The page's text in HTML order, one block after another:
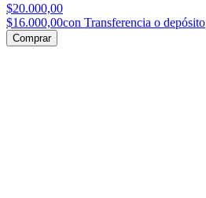
$20.000,00
$16.000,00con Transferencia o depósito
Comprar